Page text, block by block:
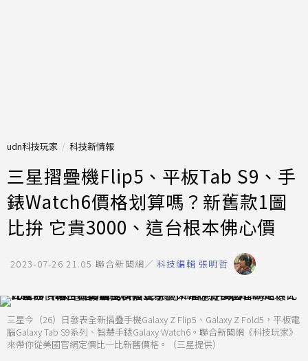
udn科技玩家 科技新情報
三星摺疊機Flip5、平板Tab S9、手
錶Watch6價格划算嗎？新舊款1圖
比拚 它貴3000、這台根本佛心價
2023-07-26 21:05 聯合新聞網／ 科技編輯 張明哲
三星今（26）日發表全新摺疊手機Galaxy Z Flip5、Galaxy Z Fold5，平板電
腦Galaxy Tab S9系列、智慧手錶Galaxy Watch6。聯合新聞網《科技玩家》
來帶你從美國官網定價比一比新舊價格。（三星提供）